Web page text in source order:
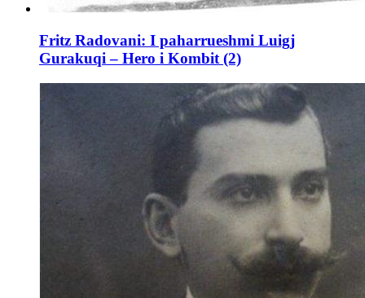
Fritz Radovani: I paharrueshmi Luigj
Gurakuqi – Hero i Kombit (2)